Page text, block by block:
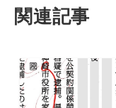
関連記事